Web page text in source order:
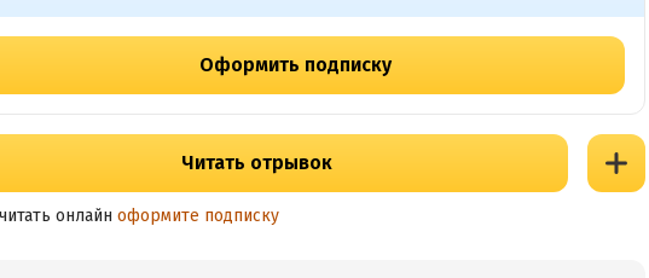
Оформить подписку
Читать отрывок
онлайн оформите подписку